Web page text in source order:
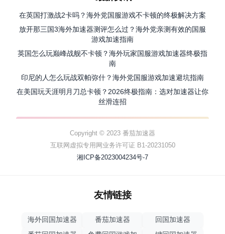
在英国打激战2卡吗？海外党国服游戏不卡顿的终极解决方案
放开那三国3海外加速器测评怎么过？海外党亲测有效的国服
游戏加速指南
英国怎么玩巅峰战舰不卡顿？海外玩家国服游戏加速器终极指
南
印尼的人怎么玩战双帕弥什？海外党国服游戏加速避坑指南
在美国玩天涯明月刀总卡顿？2026终极指南：选对加速器让你
丝滑连招
Copyright © 2023 番茄加速器
互联网虚拟专用网业务许可证 B1-20231050
湘ICP备2023004234号-7
友情链接
海外回国加速器 番茄加速器
回国加速器